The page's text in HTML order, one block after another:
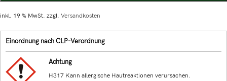
inkl. 19 % MwSt. zzgl. Versandkosten
Einordnung nach CLP-Verordnung
Achtung
H317 Kann allergische Hautreaktionen verursachen.